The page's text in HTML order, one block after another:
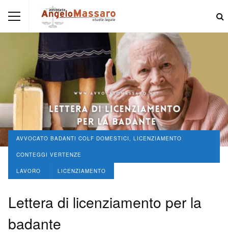
AVVOCATO BADANTI COLF DOMESTICI, LICENZIAMENTO
CONTEGGI VERTENZE
LAVORO LICENZIAMENTO
Lettera di licenziamento per la
badante